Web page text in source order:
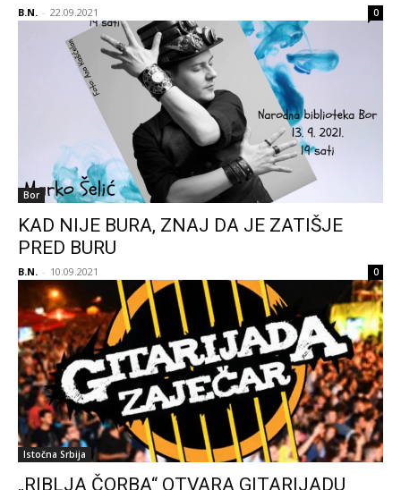
B.N. - 22.09.2021 0
Bor
KAD NIJE BURA, ZNAJ DA JE ZATIŠJE
PRED BURU
B.N. - 10.09.2021 0
Istočna Srbija
„RIBLJA ČORBA“ OTVARA GITARIJADU